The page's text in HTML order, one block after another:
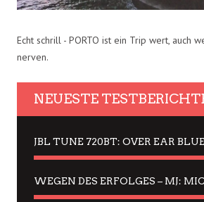
Echt schrill - PORTO ist ein Trip wert, auch
nerven.
NEUESTE